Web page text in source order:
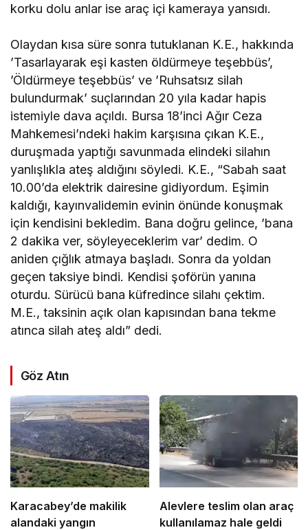
korku dolu anlar ise araç içi kameraya yansıdı.
Olaydan kısa süre sonra tutuklanan K.E., hakkında
’Tasarlayarak eşi kasten öldürmeye teşebbüs’,
’Öldürmeye teşebbüs’ ve ’Ruhsatsız silah
bulundurmak’ suçlarından 20 yıla kadar hapis
istemiyle dava açıldı. Bursa 18’inci Ağır Ceza
Mahkemesi’ndeki hakim karşısına çıkan K.E.,
duruşmada yaptığı savunmada elindeki silahın
yanlışlıkla ateş aldığını söyledi. K.E., “Sabah saat
10.00’da elektrik dairesine gidiyordum. Eşimin
kaldığı, kayınvalidemin evinin önünde konuşmak
için kendisini bekledim. Bana doğru gelince, ’bana
2 dakika ver, söyleyeceklerim var’ dedim. O
aniden çığlık atmaya başladı. Sonra da yoldan
geçen taksiye bindi. Kendisi şoförün yanına
oturdu. Sürücü bana küfredince silahı çektim.
M.E., taksinin açık olan kapısından bana tekme
atınca silah ateş aldı” dedi.
Göz Atın
Karacabey’de makilik
alandaki yangın
Alevlere teslim olan araç
kullanılamaz hale geldi